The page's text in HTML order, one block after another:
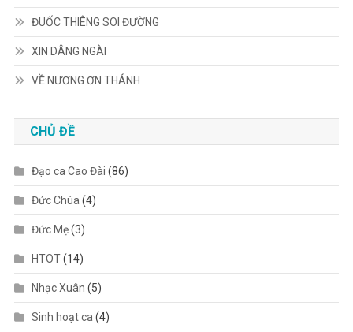
ĐUỐC THIÊNG SOI ĐƯỜNG
XIN DÂNG NGÀI
VỀ NƯƠNG ƠN THÁNH
CHỦ ĐỀ
Đạo ca Cao Đài (86)
Đức Chúa (4)
Đức Mẹ(3)
HTOT(14)
Nhạc Xuân (5)
Sinh hoạt ca (4)